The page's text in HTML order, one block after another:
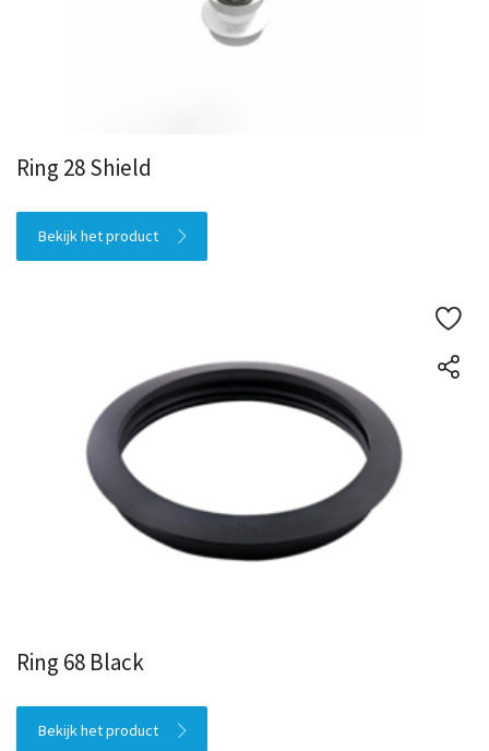
Ring 28 Shield
Bekijk het product
Ring 68 Black
Bekijk het product